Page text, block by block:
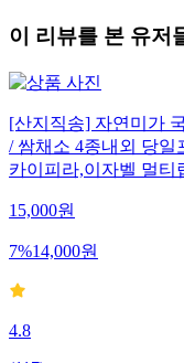
이 리뷰를 본 유저
[산지직송] 자연미가
/ 쌈채소 4종내외 당일
카이피라,이자벨 멀티
15,000원
7%14,000원
4.8